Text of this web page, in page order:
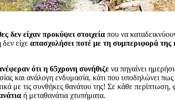
δεν είχαν προκύψει στοιχεία που να
είχε απασχολήσει ποτέ με τη συμπεριφορά της
ότι η 65χρονη συνήθιζε να πηγαίνει
και ανάλογη ενδυμασία, κάτι που υποδηλώνει πως
με τις συνθήκες θανάτου της! Σε κάθε
ή μεταθανάτια χτυπήματα.